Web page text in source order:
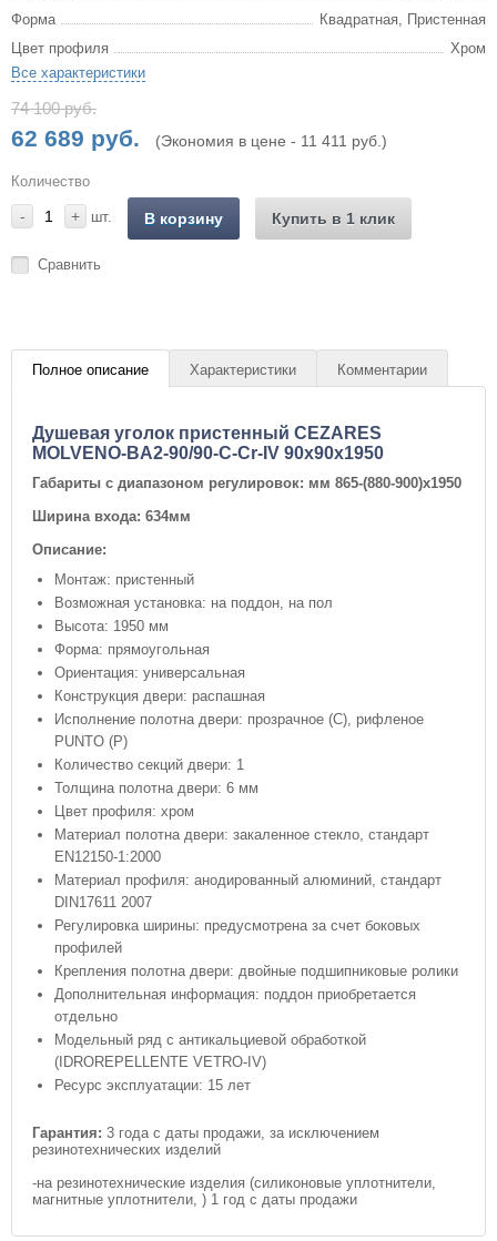
Форма
Квадратная, Пристенная
Цвет профиля
Хром
Все характеристики
74 100 руб.
62 689 руб. (Экономия в цене - 11 411 руб.)
Количество
- + шт. В корзину Купить в 1 клик
Сравнить
Полное описание Характеристики Комментарии
Душевая уголок пристенный CEZARES
MOLVENO-BA2-90/90-C-Cr-IV 90x90x1950
Габариты с диапазоном регулировок: мм 865-(880-900)x1950
Ширина входа: 634мм
Описание:
Монтаж: пристенный
Возможная установка: на поддон, на пол
Высота: 1950 мм
Форма: прямоугольная
Ориентация: универсальная
Конструкция двери: распашная
Исполнение полотна двери: прозрачное (C), рифленое
PUNTO (P)
Количество секций двери: 1
Толщина полотна двери: 6 мм
Цвет профиля: хром
Материал полотна двери: закаленное стекло, стандарт
EN12150-1:2000
Материал профиля: анодированный алюминий, стандарт
DIN17611 2007
Регулировка ширины: предусмотрена за счет боковых
профилей
Крепления полотна двери: двойные подшипниковые ролики
Дополнительная информация: поддон приобретается
отдельно
Модельный ряд с антикальциевой обработкой
(IDROREPELLENTE VETRO-IV)
Ресурс эксплуатации: 15 лет
Гарантия: 3 года с даты продажи, за исключением
резинотехнических изделий
-на резинотехнические изделия (силиконовые уплотнители,
магнитные уплотнители, ) 1 год с даты продажи